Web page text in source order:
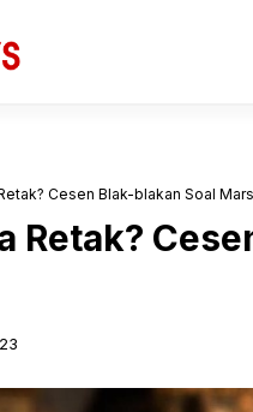
Cesen Blak-blakan Soal
Retak?